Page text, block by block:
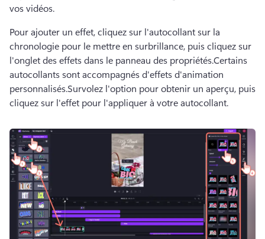
vos vidéos.
Pour ajouter un effet, cliquez sur l'autocollant sur la
chronologie pour le mettre en surbrillance, puis cliquez sur
l'onglet des effets dans le panneau des propriétés.Certains
autocollants sont accompagnés d'effets d'animation
personnalisés.Survolez l'option pour obtenir un aperçu, puis
cliquez sur l'effet pour l'appliquer à votre autocollant.